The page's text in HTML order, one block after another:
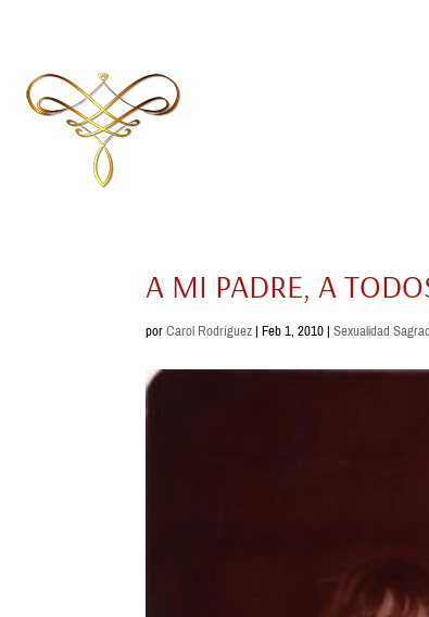
A MI PADRE, A
porCarol Rodríguez|Feb 1, 2010|Sexualidad